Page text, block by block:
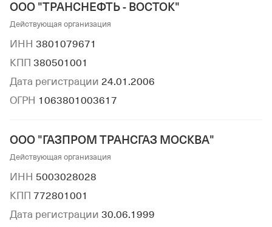
ООО "ТРАНСНЕФТЬ - ВОСТОК"
Действующая организация
ИНН 3801079671
КПП 380501001
Дата регистрации 24.01.2006
ОГРН 1063801003617
ООО "ГАЗПРОМ ТРАНСГАЗ МОСКВА"
Действующая организация
ИНН 5003028028
КПП 772801001
Дата регистрации 30.06.1999